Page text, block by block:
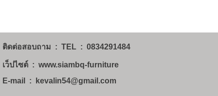
ติดต่อสอบถาม  :  TEL  :  0834291484
เว็ปไซต์  :  www.siambq-furniture
E-mail  :  kevalin54@gmail.com